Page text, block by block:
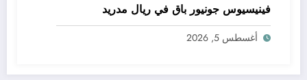
فينيسيوس جونيور باق في ريال مدريد
أغسطس 5, 2026